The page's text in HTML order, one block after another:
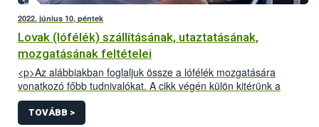
2022. június 10, péntek
Lovak (lófélék) szállításának, utaztatásának,
mozgatásának feltételei
<p>Az alábbiakban foglaljuk össze a lófélék mozgatására
vonatkozó főbb tudnivalókat. A cikk végén külön kitérünk a
Kárpát-medencei lovas túrákkal kapcsolatos információkra.</p>
TOVÁBB >